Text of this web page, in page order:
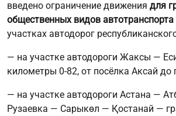
введено ограничение движения для
общественных видов автотранспорта
участках автодорог
— на участке автодороги Жаксы —
километры 0-82, от посёлка Аксай до
— на участке автодороги Астана —
Рузаевка — Сарыкөл — Қостанай —